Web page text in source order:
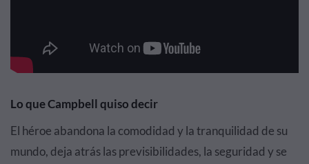
Lo que Campbell quiso decir
El héroe abandona la comodidad y la tranquilidad de su
mundo, deja atrás las previsibilidades, la seguridad y se